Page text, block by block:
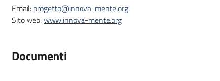
Email: progetto@innova-mente.org
Sito web:www.innova-mente.org
Documenti